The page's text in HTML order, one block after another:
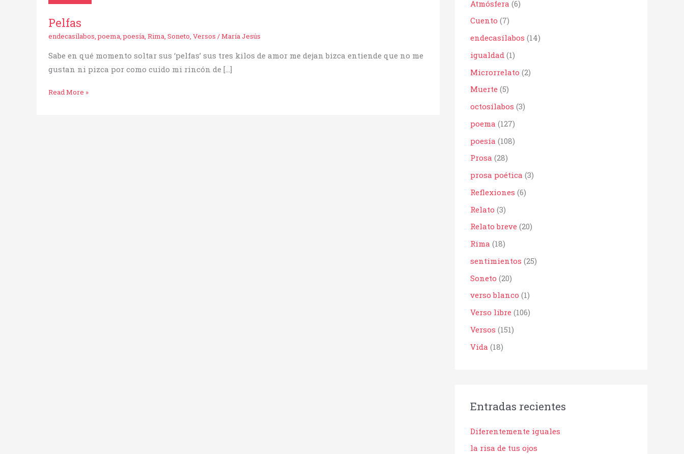
Pelfas
endecasílabos,poema,poesía, Rima, Soneto, Versos /María Jesús
Sabe en qué momento soltar sus ‘pelfas’ sus tres kilos de amor me dejan bizca entiende que no me
gustan ni pizca por como cuido mi rincón de […]
Read More »
r
:
Atmósfera (6)
Cuento (7)
endecasílabos (14)
igualdad (1)
Microrrelato (2)
Muerte (5)
octosílabos (3)
poema (127)
poesía (108)
Prosa (28)
prosa poética (3)
Reflexiones (6)
Relato (3)
Relato breve (20)
Rima (18)
sentimientos (25)
Soneto (20)
verso blanco (1)
Verso libre (106)
Versos (151)
Vida (18)
Entradas recientes
Diferentemente iguales
la risa de tus ojos